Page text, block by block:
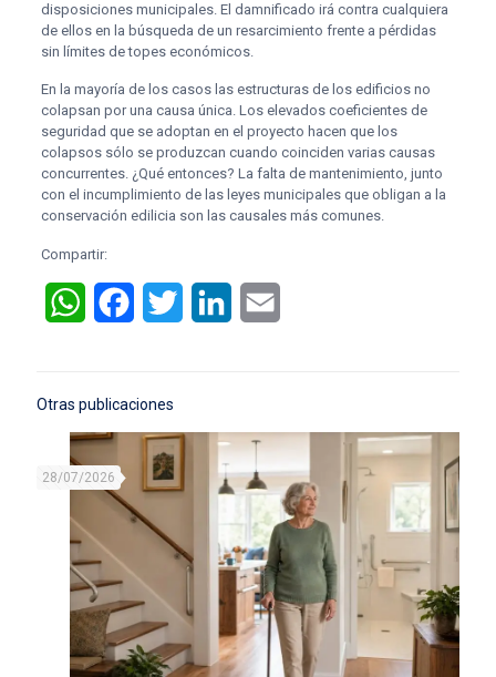
disposiciones municipales. El damnificado irá contra cualquiera
de ellos en la búsqueda de un resarcimiento frente a pérdidas
sin límites de topes económicos.
En la mayoría de los casos las estructuras de los edificios no
colapsan por una causa única. Los elevados coeficientes de
seguridad que se adoptan en el proyecto hacen que los
colapsos sólo se produzcan cuando coinciden varias causas
concurrentes. ¿Qué entonces? La falta de mantenimiento, junto
con el incumplimiento de las leyes municipales que obligan a la
conservación edilicia son las causales más comunes.
Compartir:
WhatsAppFacebookTwitter LinkedIn
Otras publicaciones
28/07/2026